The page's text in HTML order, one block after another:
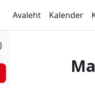
Avaleht
Kalender